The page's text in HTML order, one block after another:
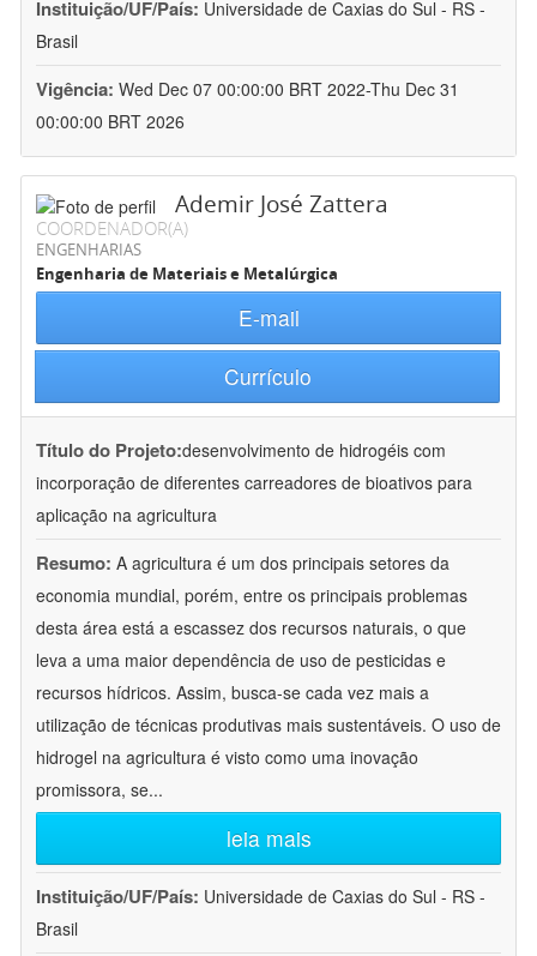
Instituição/UF/País: Universidade de Caxias do Sul - RS -
Brasil
Vigência: Wed Dec 07 00:00:00 BRT 2022-Thu Dec 31
00:00:00 BRT 2026
Ademir José Zattera
COORDENADOR(A)
ENGENHARIAS
Engenharia de Materiais e Metalúrgica
E-mail
Currículo
Título do Projeto:desenvolvimento de hidrogéis com
incorporação de diferentes carreadores de bioativos para
aplicação na agricultura
Resumo: A agricultura é um dos principais setores da
economia mundial, porém, entre os principais problemas
desta área está a escassez dos recursos naturais, o que
leva a uma maior dependência de uso de pesticidas e
recursos hídricos. Assim, busca-se cada vez mais a
utilização de técnicas produtivas mais sustentáveis. O uso de
hidrogel na agricultura é visto como uma inovação
promissora, se...
leia mais
Instituição/UF/País: Universidade de Caxias do Sul - RS -
Brasil